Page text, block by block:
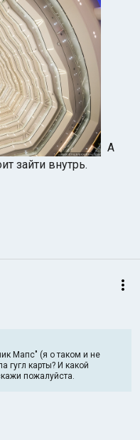
А
зайти внутрь.
Мапс" (я о таком и не
гугл карты? И какой
пожалуйста.